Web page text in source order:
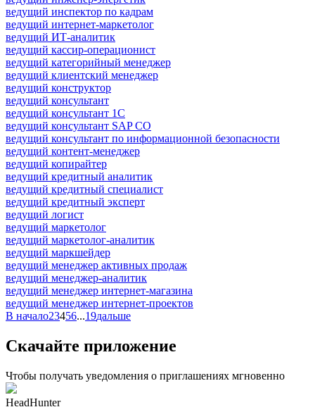
ведущий инспектор по кадрам
ведущий интернет-маркетолог
ведущий ИТ-аналитик
ведущий кассир-операционист
ведущий категорийный менеджер
ведущий клиентский менеджер
ведущий конструктор
ведущий консультант
ведущий консультант 1С
ведущий консультант SAP CO
ведущий консультант по информационной безопасности
ведущий контент-менеджер
ведущий копирайтер
ведущий кредитный аналитик
ведущий кредитный специалист
ведущий кредитный эксперт
ведущий логист
ведущий маркетолог
ведущий маркетолог-аналитик
ведущий маркшейдер
ведущий менеджер активных продаж
ведущий менеджер-аналитик
ведущий менеджер интернет-магазина
ведущий менеджер интернет-проектов
В начало23456...19дальше
Скачайте приложение
Чтобы получать уведомления о приглашениях мгновенно
HeadHunter